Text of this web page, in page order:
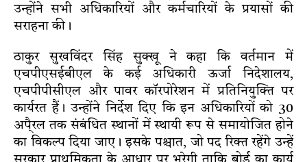
उन्होंने सभी अधिकारियों और कर्मचारियों के प्रयासों की
सराहना की।
ठाकुर सुखविंदर सिंह सुक्खू ने कहा कि वर्तमान में
एचपीएसईबीएल के कई अधिकारी ऊर्जा निदेशालय,
एचपीपीसीएल और पावर कॉरपोरेशन में प्रतिनियुक्ति पर
कार्यरत हैं। उन्होंने निर्देश दिए कि इन अधिकारियों को 30
अपै्रल तक संबंधित स्थानों में स्थायी रूप से समायोजित होने
का विकल्प दिया जाए। इसके पश्चात, जो पद रिक्त रहेंगे उन्हें